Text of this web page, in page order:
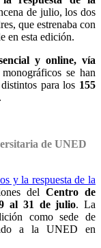
de julio, los dos
que estrenaba con
en esta edición.
y online, vía
se han
para los 155
de UNED
y la respuesta de la
del Centro de
al 31 de julio. La
como sede de
a la UNED en